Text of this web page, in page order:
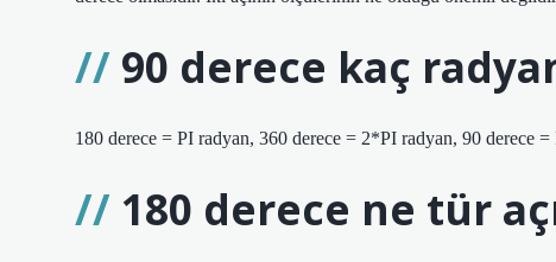
90 derece kaç
180 derece = PI radyan, 360 derece = 2*PI radyan, 90 derece
180 derece ne tür